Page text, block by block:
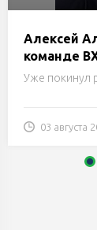
Алексей
команде
Уже покинул
03 августа